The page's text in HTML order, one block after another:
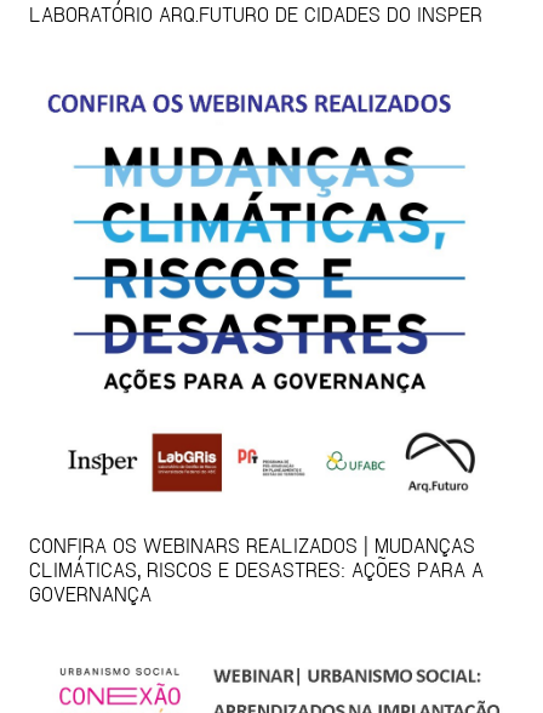
LABORATÓRIO ARQ.FUTURO DE CIDADES DO INSPER
CONFIRA OS WEBINARS REALIZADOS | MUDANÇAS
CLIMÁTICAS, RISCOS E DESASTRES: AÇÕES PARA A
GOVERNANÇA